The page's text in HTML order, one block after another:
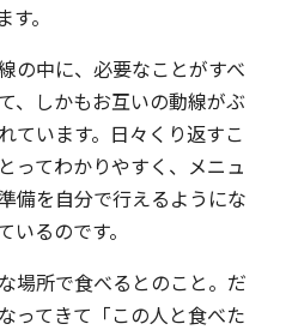
。
の中に、必要なことがすべ
、しかもお互いの動線がぶ
ています。日々くり返すこ
ってわかりやすく、メニュ
備を自分で行えるようにな
るのです。
場所で食べるとのこと。だ
ってきて「この人と食べた